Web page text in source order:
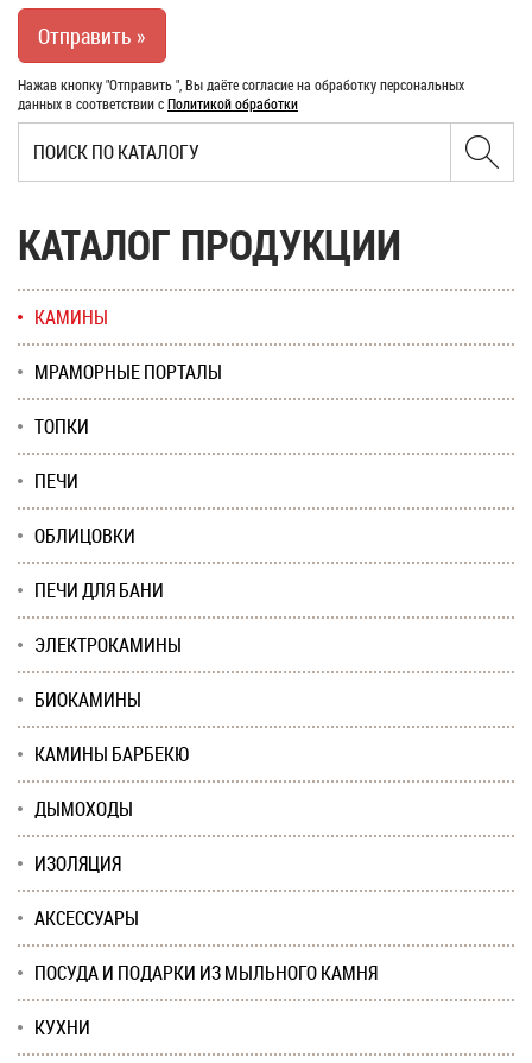
Нажав кнопку "Отправить ", Вы даёте согласие на обработку персональных
данных в соответствии сПолитикой обработки
КАТАЛОГ ПРОДУКЦИИ
КАМИНЫ
МРАМОРНЫЕ ПОРТАЛЫ
ТОПКИ
ПЕЧИ
ОБЛИЦОВКИ
ПЕЧИ ДЛЯ БАНИ
ЭЛЕКТРОКАМИНЫ
БИОКАМИНЫ
КАМИНЫ БАРБЕКЮ
ДЫМОХОДЫ
ИЗОЛЯЦИЯ
АКСЕССУАРЫ
ПОСУДА И ПОДАРКИ ИЗ МЫЛЬНОГО КАМНЯ
КУХНИ